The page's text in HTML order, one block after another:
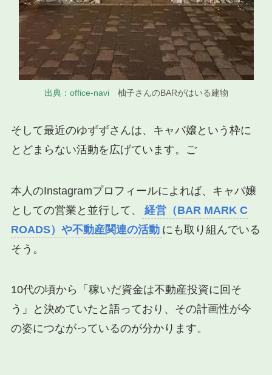
出典：office-navi柚子さんのBARがはいる建物
そして最近のゆずずさんは、キャバ嬢という枠に
とどまらない活動を広げています。ご
本人のInstagramプロフィールによれば、キャバ嬢
としての営業と並行して、
経営（BAR MARK C
ROADS）や不動産関連の活動 にも取り組んでいる
そう。
10代の頃から「稼いだ資金は不動産投資に回そ
う」と決めていたと語っており、その計画性が今
の姿につながっているのが分かります。